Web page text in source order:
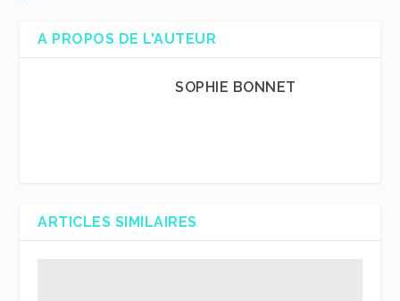
A PROPOS DE L'AUTEUR
SOPHIE BONNET
ARTICLES SIMILAIRES